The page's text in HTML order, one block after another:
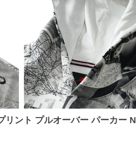
リント プルオーバー パーカ